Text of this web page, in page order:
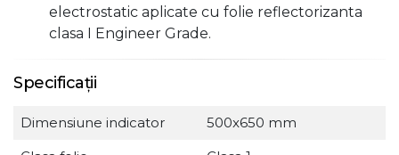
electrostatic aplicate cu folie reflectorizanta
clasa I Engineer Grade.
Specificații
Dimensiune indicator
500x650 mm